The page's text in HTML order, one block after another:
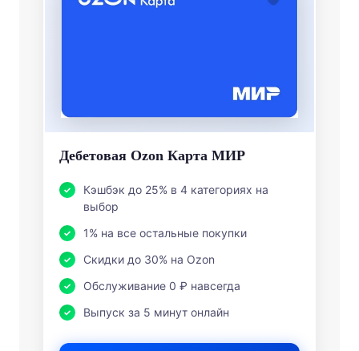
Дебетовая Ozon Карта МИР
Кэшбэк до 25% в 4 категориях на
выбор
1% на все остальные покупки
Скидки до 30% на Ozon
Обслуживание 0 ₽ навсегда
Выпуск за 5 минут онлайн